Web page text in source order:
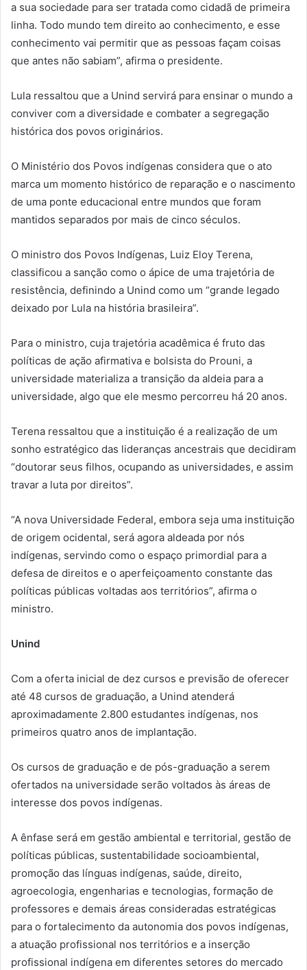
a sua sociedade para ser tratada como cidadã de primeira
linha. Todo mundo tem direito ao conhecimento, e esse
conhecimento vai permitir que as pessoas façam coisas
que antes não sabiam”, afirma o presidente.
Lula ressaltou que a Unind servirá para ensinar o mundo a
conviver com a diversidade e combater a segregação
histórica dos povos originários.
O Ministério dos Povos indígenas considera que o ato
marca um momento histórico de reparação e o nascimento
de uma ponte educacional entre mundos que foram
mantidos separados por mais de cinco séculos.
O ministro dos Povos Indígenas, Luiz Eloy Terena,
classificou a sanção como o ápice de uma trajetória de
resistência, definindo a Unind como um “grande legado
deixado por Lula na história brasileira”.
Para o ministro, cuja trajetória acadêmica é fruto das
políticas de ação afirmativa e bolsista do Prouni, a
universidade materializa a transição da aldeia para a
universidade, algo que ele mesmo percorreu há 20 anos.
Terena ressaltou que a instituição é a realização de um
sonho estratégico das lideranças ancestrais que decidiram
“doutorar seus filhos, ocupando as universidades, e assim
travar a luta por direitos”.
“A nova Universidade Federal, embora seja uma instituição
de origem ocidental, será agora aldeada por nós
indígenas, servindo como o espaço primordial para a
defesa de direitos e o aperfeiçoamento constante das
políticas públicas voltadas aos territórios”, afirma o
ministro.
Unind
Com a oferta inicial de dez cursos e previsão de oferecer
até 48 cursos de graduação, a Unind atenderá
aproximadamente 2.800 estudantes indígenas, nos
primeiros quatro anos de implantação.
Os cursos de graduação e de pós-graduação a serem
ofertados na universidade serão voltados às áreas de
interesse dos povos indígenas.
A ênfase será em gestão ambiental e territorial, gestão de
políticas públicas, sustentabilidade socioambiental,
promoção das línguas indígenas, saúde, direito,
agroecologia, engenharias e tecnologias, formação de
professores e demais áreas consideradas estratégicas
para o fortalecimento da autonomia dos povos indígenas,
a atuação profissional nos territórios e a inserção
profissional indígena em diferentes setores do mercado